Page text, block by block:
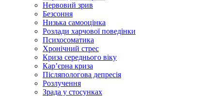
Нервовий зрив
Безсоння
Низька самооцінка
Розлади харчової поведінки
Психосоматика
Хронічний стрес
Криза середнього віку
Карʼєрна криза
Післяпологова депресія
Розлучення
Зрада у стосунках